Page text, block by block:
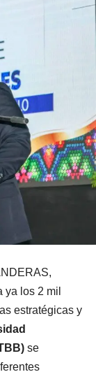
ya los 2 mil
estratégicas y
se